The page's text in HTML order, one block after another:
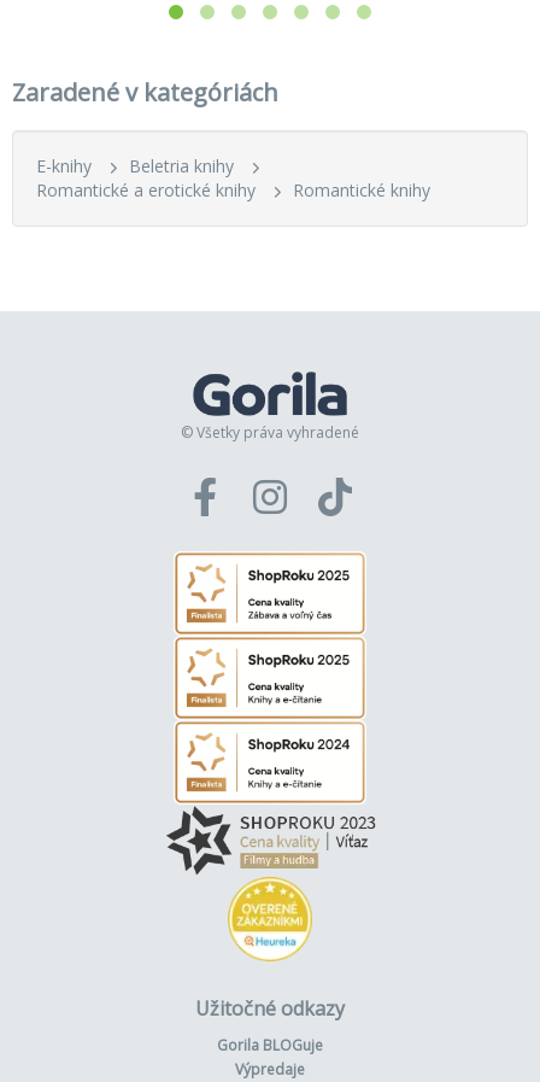
Zaradené v kategóriách
E-knihy
Beletria knihy
Romantické a erotické knihy
Romantické knihy
© Všetky práva vyhradené
Užitočné odkazy
Gorila BLOGuje
Výpredaje